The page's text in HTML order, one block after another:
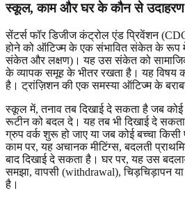
स्कूल, काम और घर के कौन से
सेंटर्स फॉर डिजीज कंट्रोल एंड प्रिवेंशन
होने को ऑटिज्म के एक संभावित संकेत के रूप
संकेत और लक्षण)। यह उस संकेत को
के व्यापक समूह के भीतर रखता है। यह विषय
है। ट्रांज़िशन की एक समस्या ऑटिज्म के
स्कूल में, तनाव तब दिखाई दे सकता है जब
रूटीन को बदल दे। यह तब भी दिखाई दे
ग्रुप वर्क शुरू हो जाए या जब कोई बच्चा किसी
काम पर, यह अचानक मीटिंग्स, बदलती
बाद दिखाई दे सकता है। घर पर, यह उस
समझा, वापसी (withdrawal), चिड़चिड़ापन
है।